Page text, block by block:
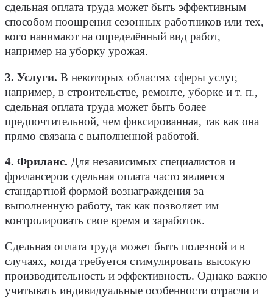
сдельная оплата труда может быть эффективным
способом поощрения сезонных работников или тех,
кого нанимают на определённый вид работ,
например на уборку урожая.
3. Услуги. В некоторых областях сферы услуг,
например, в строительстве, ремонте, уборке и т. п.,
сдельная оплата труда может быть более
предпочтительной, чем фиксированная, так как она
прямо связана с выполненной работой.
4. Фриланс. Для независимых специалистов и
фрилансеров сдельная оплата часто является
стандартной формой вознаграждения за
выполненную работу, так как позволяет им
контролировать свое время и заработок.
Сдельная оплата труда может быть полезной и в
случаях, когда требуется стимулировать высокую
производительность и эффективность. Однако важно
учитывать индивидуальные особенности отрасли и